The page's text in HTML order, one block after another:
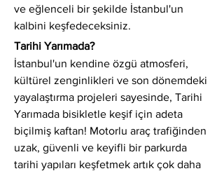
ve eğlenceli bir şekilde İstanbul'un
kalbini keşfedeceksiniz.
Tarihi Yarımada?
İstanbul'un kendine özgü atmosferi,
kültürel zenginlikleri ve son dönemdeki
yayalaştırma projeleri sayesinde, Tarihi
Yarımada bisikletle keşif için adeta
biçilmiş kaftan! Motorlu araç trafiğinden
uzak, güvenli ve keyifli bir parkurda
tarihi yapıları keşfetmek artık çok daha